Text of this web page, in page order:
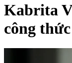
Kabrita
công